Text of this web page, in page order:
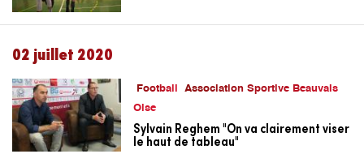
02 juillet 2020
Football
Association Sportive Beauvais
Oise
Sylvain Reghem "On va clairement viser
le haut de tableau"